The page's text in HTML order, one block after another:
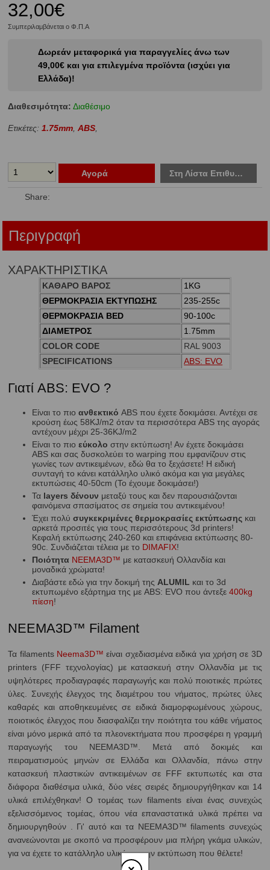
32,00€
Συμπεριλαμβάνεται ο Φ.Π.Α
Δωρεάν μεταφορικά για παραγγελίες άνω των
49,00€ και για επιλεγμένα προϊόντα (ισχύει για
Ελλάδα)!
Διαθεσιμότητα: Διαθέσιμο
Ετικέτες:1.75mm,ABS,
Αγορά Στη Λίστα Επιθυμιών
Share:
Περιγραφή
ΧΑΡΑΚΤΗΡΙΣΤΙΚΑ
ΚΑΘΑΡΟ ΒΑΡΟΣ
1KG
ΘΕΡΜΟΚΡΑΣΙΑ ΕΚΤΥΠΩΣΗΣ
235-255c
ΘΕΡΜΟΚΡΑΣΙΑ BED
90-100c
ΔΙΑΜΕΤΡΟΣ
1.75mm
COLOR CODE
RAL 9003
SPECIFICATIONS
ABS: EVO
Γιατί ABS: EVO ?
Είναι το πιοανθεκτικό ABS που έχετε δοκιμάσει. Αντέχει σε
κρούση έως 58KJ/m2 όταν τα περισσότερα ABS της αγοράς
αντέχουν μέχρι 25-36KJ/m2
Είναι το πιοεύκολο στην εκτύπωση! Αν έχετε δοκιμάσει
ABS και σας δυσκολεύει το warping που εμφανίζουν στις
γωνίες των αντικειμένων, εδώ θα το ξεχάσετε! Η ειδική
συνταγή το κάνει κατάλληλο υλικό ακόμα και για μεγάλες
εκτυπώσεις 40-50cm (Το έχουμε δοκιμάσει!)
Τα layers δένουν μεταξύ τους και δεν παρουσιάζονται
φαινόμενα σπασίματος σε σημεία του αντικειμένου!
Έχει πολύσυγκεκριμένες θερμοκρασίες εκτύπωσης και
αρκετά προσιτές για τους περισσότερους 3d printers!
Κεφαλή εκτύπωσης 240-260 και επιφάνεια εκτύπωσης 80-
90c. Συνδιάζεται τέλεια με το DIMAFIX!
Ποιότητα NEEMA3D™ με κατασκευή Ολλανδία και
μοναδικά χρώματα!
Διαβάστε εδώ για την δοκιμή της ALUMIL και το 3d
εκτυπωμένο εξάρτημα της με ABS: EVO που άντεξε400kg
πίεση!
NEEMA3D™ Filament
Τα filaments Neema3D™ είναι σχεδιασμένα ειδικά για χρήση σε 3D
printers (FFF τεχνολογίας) με κατασκευή στην Ολλανδία με τις
υψηλότερες προδιαγραφές παραγωγής και πολύ ποιοτικές πρώτες
ύλες. Συνεχής έλεγχος της διαμέτρου του νήματος, πρώτες ύλες
καθαρές και αποθηκευμένες σε ειδικά διαμορφωμένους χώρους,
ποιοτικός έλεγχος που διασφαλίζει την ποιότητα του κάθε νήματος
είναι μόνο μερικά από τα πλεονεκτήματα που προσφέρει η γραμμή
παραγωγής του NEEMA3D™. Μετά από δοκιμές και
πειραματισμούς μηνών σε Ελλάδα και Ολλανδία, πάνω στην
κατασκευή πλαστικών αντικειμένων σε FFF εκτυπωτές και στα
διάφορα διαθέσιμα υλικά, δύο νέες σειρές δημιουργήθηκαν και 14
υλικά επιλέχθηκαν! Ο τομέας των filaments είναι ένας συνεχώς
εξελισσόμενος τομέας, όπου νέα επαναστατικά υλικά πρέπει να
δημιουργηθούν . Γι' αυτό και τα NEEMA3D™ filaments συνεχώς
ανανεώνονται με σκοπό να προσφέρουν μια πλήρη γκάμα υλικών,
για να έχετε το κατάλληλο υλικό για την εκτύπωση που θέλετε!